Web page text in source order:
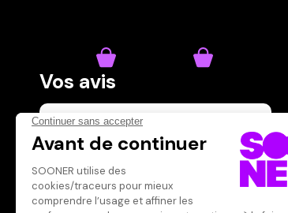
Vos avis
Donnez votre avis
Votre note
Votre commentaire
Il faut vous connecter pour
publier un avis